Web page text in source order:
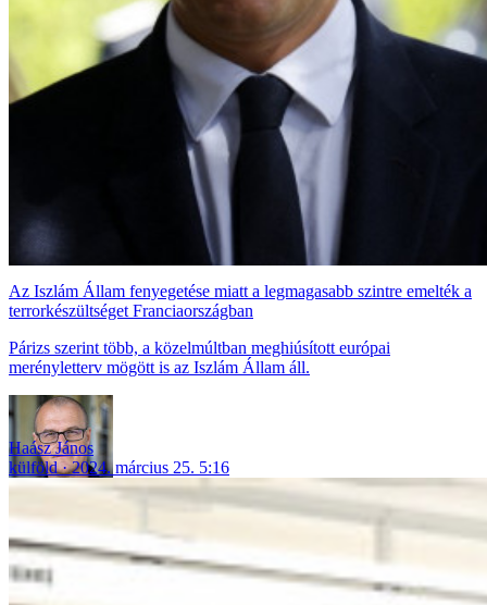
Az Iszlám Állam fenyegetése miatt a legmagasabb szintre emelték a
terrorkészültséget Franciaországban
Párizs szerint több, a közelmúltban meghiúsított európai
merényletterv mögött is az Iszlám Állam áll.
Haász János
külföld
2024. március 25. 5:16